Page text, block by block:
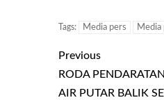
Tags: Media pers Media
Previous
RODA
AIR PUTAR BALIK